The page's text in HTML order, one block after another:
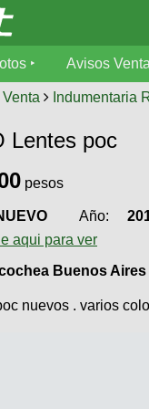
Avisos Venta
Indumentaria
Lentes poc
pesos
Año:
aqui para ver
Buenos
nuevos . varios